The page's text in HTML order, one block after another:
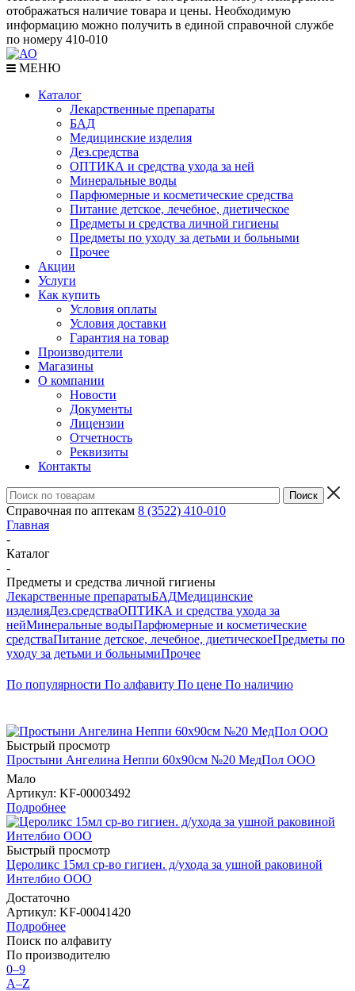
отображаться наличие товара и цены. Необходимую
информацию можно получить в единой справочной службе
по номеру 410-010
МЕНЮ
Каталог
Лекарственные препараты
БАД
Медицинские изделия
Дез.средства
ОПТИКА и средства ухода за ней
Минеральные воды
Парфюмерные и косметические средства
Питание детское, лечебное, диетическое
Предметы и средства личной гигиены
Предметы по уходу за детьми и больными
Прочее
Акции
Услуги
Как купить
Условия оплаты
Условия доставки
Гарантия на товар
Производители
Магазины
О компании
Новости
Документы
Лицензии
Отчетность
Реквизиты
Контакты
Справочная по аптекам 8 (3522) 410-010
Главная
-
Каталог
-
Предметы и средства личной гигиены
Лекарственные препаратыБАДМедицинские
изделияДез.средстваОПТИКА и средства ухода за
нейМинеральные водыПарфюмерные и косметические
средстваПитание детское, лечебное, диетическоеПредметы по
уходу за детьми и больнымиПрочее
По популярности По алфавиту По цене По наличию
Быстрый просмотр
Простыни Ангелина Неппи 60х90см №20 МедПол ООО
Мало
Артикул: KF-00003492
Подробнее
Быстрый просмотр
Цероликс 15мл ср-во гигиен. д/ухода за ушной раковиной
Интелбио ООО
Достаточно
Артикул: KF-00041420
Подробнее
Поиск по алфавиту
По производителю
0–9
A–Z